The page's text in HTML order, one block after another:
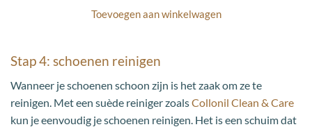
Toevoegen aan winkelwagen
Stap 4: schoenen reinigen
Wanneer je schoenen schoon zijn is het zaak om ze te
reinigen. Met een suède reiniger zoalsCollonil Clean & Care
kun je eenvoudig je schoenen reinigen. Het is een schuim dat